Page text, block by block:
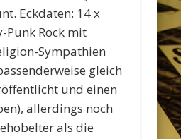
Eckdaten: 14 x
Punk Rock mit
Sympathien
gleich
und einen
allerdings noch
als die